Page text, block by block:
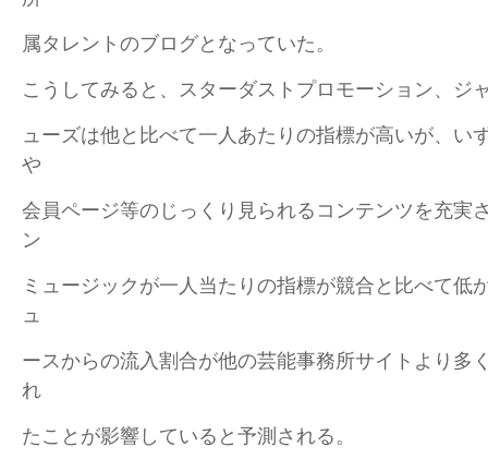
属タレントのブログとなっていた。
こうしてみると、スターダストプロモーション、ジ
ューズは他と比べて一人あたりの指標が高いが、い
や
会員ページ等のじっくり見られるコンテンツを充実
ン
ミュージックが一人当たりの指標が競合と比べて低
ュ
ースからの流入割合が他の芸能事務所サイトより多
れ
たことが影響していると予測される。